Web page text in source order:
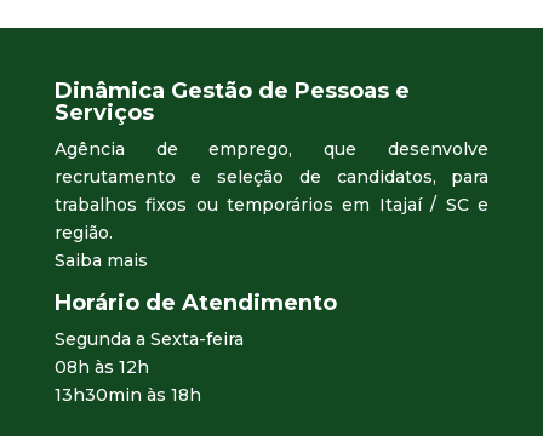
Dinâmica Gestão de Pessoas e
Serviços
Agência de emprego, que desenvolve
recrutamento e seleção de candidatos, para
trabalhos fixos ou temporários em Itajaí / SC e
região.
Saiba mais
Horário de Atendimento
Segunda a Sexta-feira
08h às 12h
13h30min às 18h